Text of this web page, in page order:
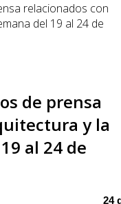
relacionados con
del 19 al 24 de
de prensa
y la
al 24 de